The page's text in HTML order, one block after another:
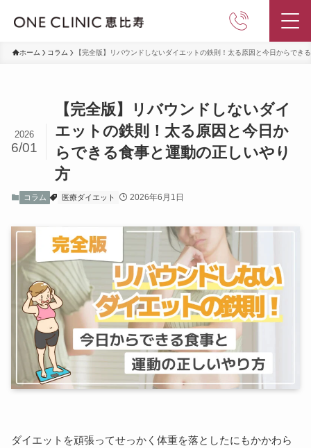
ホーム コラム 【完全版】リバウンドしないダイエットの鉄則！太る原因と今日からでき
【完全版】リバウンドしないダイ
エットの鉄則！太る原因と今日か
らできる食事と運動の正しいやり
方
2026
6/01
コラム 医療ダイエット 2026年6月1日
ダイエットを頑張ってせっかく体重を落としたにもかかわら